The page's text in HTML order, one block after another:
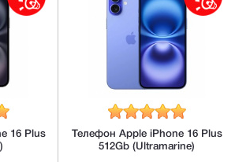
16 Plus
Телефон Apple iPhone 16 Plus
512Gb (Ultramarine)